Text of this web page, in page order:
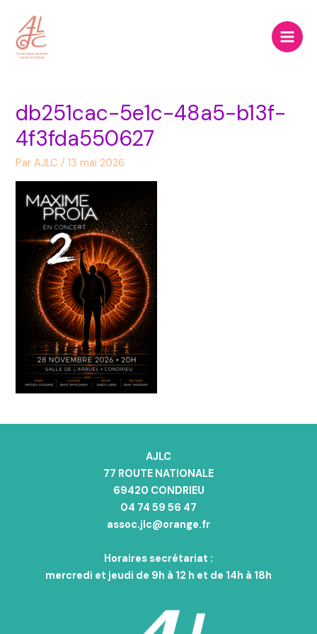
contenu
db251cac-5e1c-48a5-b13f-
4f3fda550627
ParAJLC/13 mai 2026
AJLC
77 ROUTE NATIONALE
69420 CONDRIEU
04 74 59 56 47
assoc.jlc@orange.fr
Horaires secrétariat :
mercredi et jeudi de 9h à 12 h et de 14h à 18h